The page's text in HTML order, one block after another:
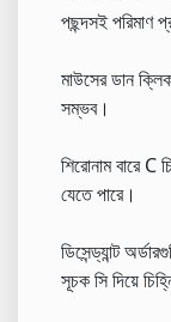
পছন্দসই পরিমাণ
মাউসের ডান
সম্ভব।
শিরোনাম বারে C
যেতে পারে।
ডিসেন্ড্যান্ট
সূচক সি দিয়ে